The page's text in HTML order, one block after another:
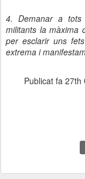
4. Demanar a
militants la màxima
per esclarir uns
extrema i
Publicat fa 27th